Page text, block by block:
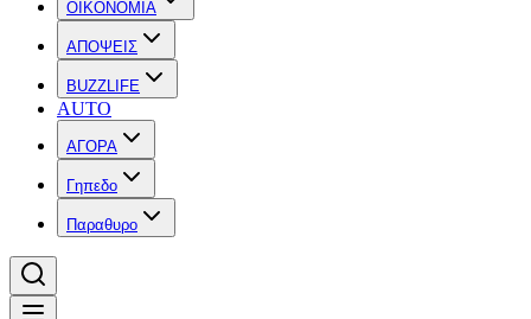
OIKONOMIA
ΑΠΟΨΕΙΣ
BUZZLIFE
AUTO
ΑΓΟΡΑ
Γηπεδο
Παραθυρο